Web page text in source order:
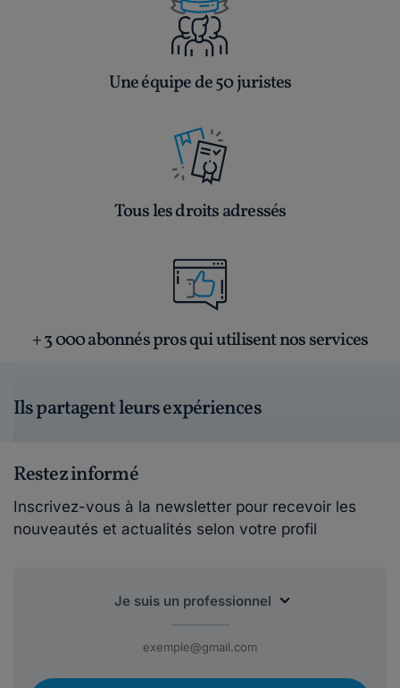
Une équipe de 50 juristes
Tous les droits adressés
+ 3 000 abonnés pros qui utilisent nos services
Ils partagent leurs expériences
Restez informé
Inscrivez-vous à la newsletter pour recevoir les
nouveautés et actualités selon votre profil